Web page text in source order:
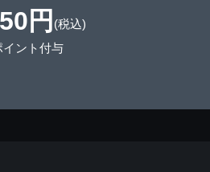
円 (税込)
イント付与